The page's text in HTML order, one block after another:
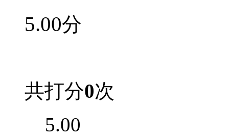
5.00分
共打分0次
5.00